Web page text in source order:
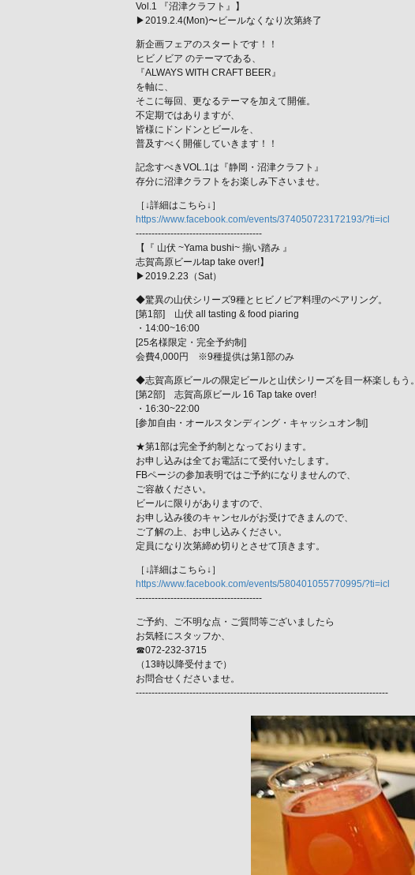
Vol.1 『沼津クラフト』】
▶︎2019.2.4(Mon)〜ビールなくなり次第終了
新企画フェアのスタートです！！
ヒビノビア のテーマである、
『ALWAYS WITH CRAFT BEER』
を軸に、
そこに毎回、更なるテーマを加えて開催。
不定期ではありますが、
皆様にドンドンとビールを、
普及すべく開催していきます！！
記念すべきVOL.1は『静岡・沼津クラフト』
存分に沼津クラフトをお楽しみ下さいませ。
［↓詳細はこちら↓］
https://www.facebook.com/events/374050723172193/?ti=icl
----------------------------------------
【『 山伏 ~Yama bushi~ 揃い踏み 』
志賀高原ビールtap take over!】
▶︎2019.2.23（Sat）
◆驚異の山伏シリーズ9種とヒビノビア料理のペアリング。
[第1部] 山伏 all tasting & food piaring
・14:00~16:00
[25名様限定・完全予約制]
会費4,000円 ※9種提供は第1部のみ
◆志賀高原ビールの限定ビールと山伏シリーズを目一杯楽しもう。
[第2部] 志賀高原ビール 16 Tap take over!
・16:30~22:00
[参加自由・オールスタンディング・キャッシュオン制]
★第1部は完全予約制となっております。
お申し込みは全てお電話にて受付いたします。
FBページの参加表明ではご予約になりませんので、
ご容赦ください。
ビールに限りがありますので、
お申し込み後のキャンセルがお受けできまんので、
ご了解の上、お申し込みください。
定員になり次第締め切りとさせて頂きます。
［↓詳細はこちら↓］
https://www.facebook.com/events/580401055770995/?ti=icl
----------------------------------------
ご予約、ご不明な点・ご質問等ございましたら
お気軽にスタッフか、
☎︎072-232-3715
（13時以降受付まで）
お問合せくださいませ。
--------------------------------------------------------------------------------